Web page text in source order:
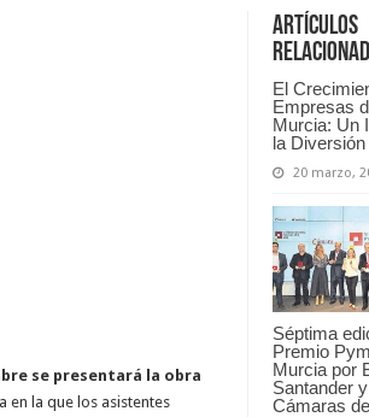
Artículos
El
Empresas
Murcia: Un
la
20 marzo,
Séptima
Premio
Murcia por
Santander
Cámaras
se presentará la obra
en la que los asistentes